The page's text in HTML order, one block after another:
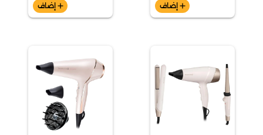
add إضاف add إضاف